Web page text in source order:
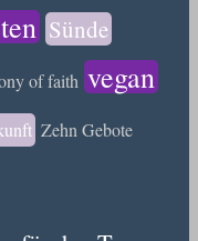
Sünde
of faith vegan
Zehn Gebote